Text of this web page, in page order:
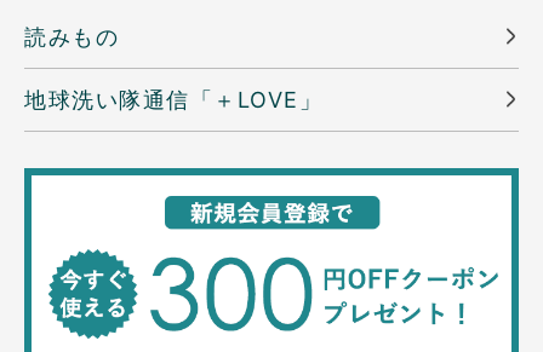
読みもの
地球洗い隊通信「＋LOVE」